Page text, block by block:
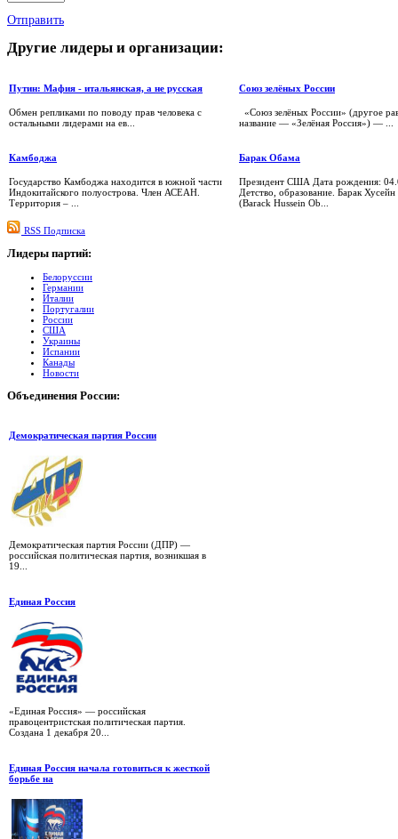
Отправить
Другие лидеры и организации:
Путин: Мафия - итальянская, а не русская
Обмен репликами по поводу прав человека с
остальными лидерами на ев...
Союз зелёных России
«Союз зелёных России» (другое
название — «Зелёная Россия») — ...
Камбоджа
Государство Камбоджа находится в южной части
Индокитайского полуострова. Член АСЕАН.
Территория – ...
Барак Обама
Президент США Дата рождения:
Детство, образование. Барак
(Barack Hussein Ob...
RSS Подписка
Лидеры партий:
Белоруссии
Германии
Италии
Португалии
России
США
Украины
Испании
Канады
Новости
Объединения России:
Демократическая партия России
Демократическая партия России (ДПР) —
российская политическая партия, возникшая в
19...
Единая Россия
«Единая Россия» — российская
правоцентристская политическая партия.
Создана 1 декабря 20...
Единая Россия начала готовиться к жесткой
борьбе на